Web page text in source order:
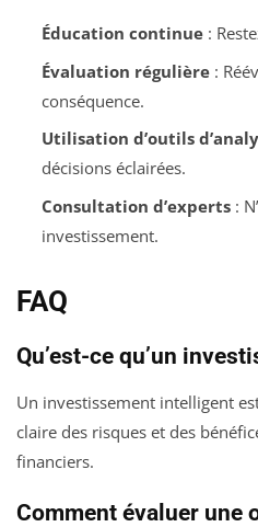
Éducation continue:
Évaluation régulière:
conséquence.
Utilisation d’outils
décisions éclairées.
Consultation d’experts:
investissement.
FAQ
Qu’est-ce qu’un
Un investissement intelligent
claire des risques et des
financiers.
Comment évaluer une